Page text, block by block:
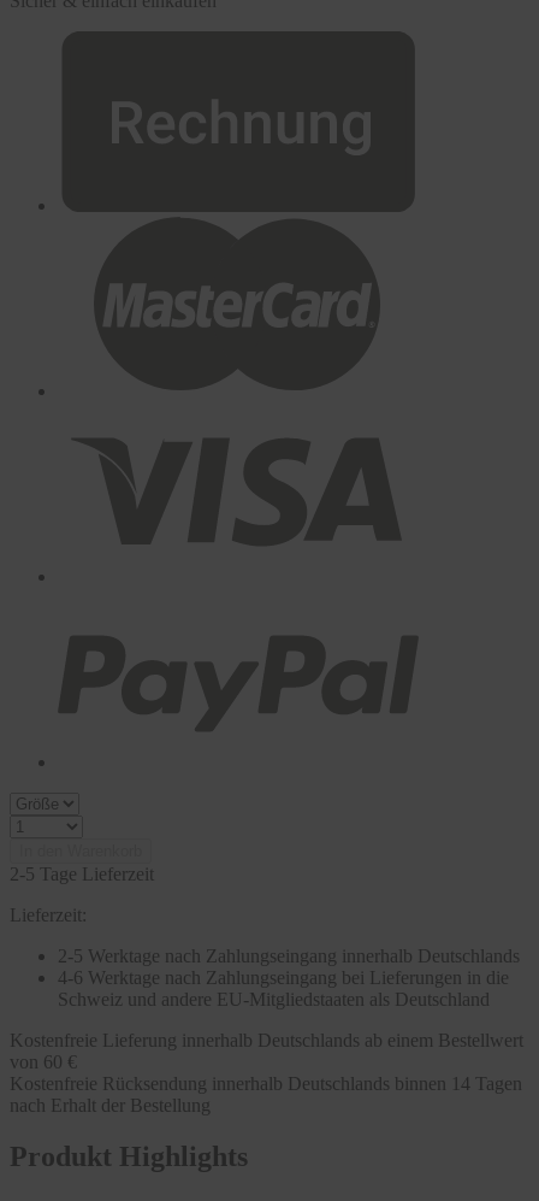
2-5 Tage Lieferzeit
Lieferzeit:
2-5 Werktage nach Zahlungseingang innerhalb Deutschlands
4-6 Werktage nach Zahlungseingang bei Lieferungen in die
Schweiz und andere EU-Mitgliedstaaten als Deutschland
Kostenfreie Lieferung innerhalb Deutschlands ab einem Bestellwert
von 60 €
Kostenfreie Rücksendung innerhalb Deutschlands binnen 14 Tagen
nach Erhalt der Bestellung
Produkt Highlights